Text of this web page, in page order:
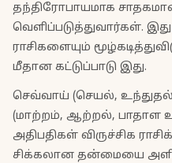
தந்திரோபாயமாக
வெளிப்படுத்துவார்கள்.
ராசிகளையும்
மீதான கட்டுப்பாடு இது.
செவ்வாய் (செயல்,
(மாற்றம், ஆற்றல், பாதாள
அதிபதிகள் விருச்சிக
சிக்கலான தன்மையை